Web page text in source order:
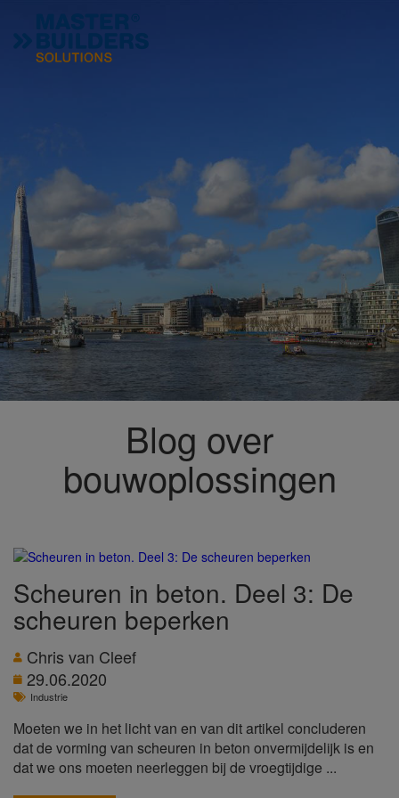
Blog over
bouwoplossingen
Scheuren in beton. Deel 3: De
scheuren beperken
Chris van Cleef
29.06.2020
Industrie
Moeten we in het licht van en van dit artikel concluderen
dat de vorming van scheuren in beton onvermijdelijk is en
dat we ons moeten neerleggen bij de vroegtijdige ...